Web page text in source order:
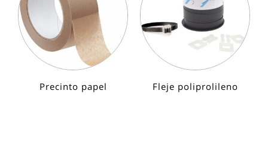
Precinto papel Fleje poliprolileno